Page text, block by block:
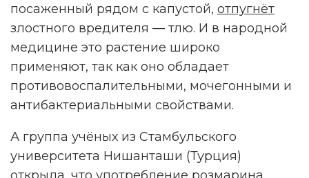
посаженный рядом с капустой, отпугнёт
злостного вредителя — тлю. И в народной
медицине это растение широко
применяют, так как оно обладает
противовоспалительными, мочегонными и
антибактериальными свойствами.
А группа учёных из Стамбульского
университета Нишанташи (Турция)